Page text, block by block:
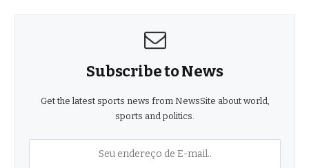
Subscribe to News
Get the latest sports news from NewsSite about world,
sports and politics.